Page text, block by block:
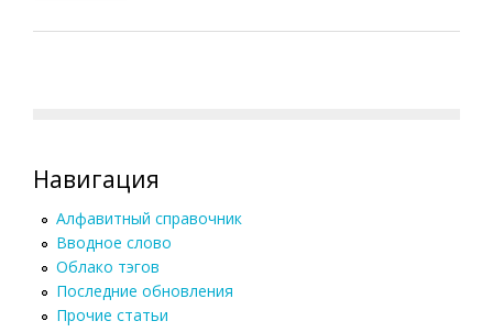
Навигация
Алфавитный справочник
Вводное слово
Облако тэгов
Последние обновления
Прочие статьи